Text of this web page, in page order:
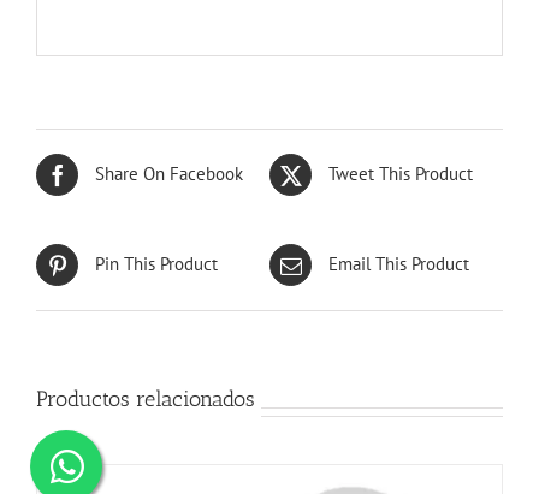
Share On Facebook Tweet This Product
Pin This Product Email This Product
Productos relacionados